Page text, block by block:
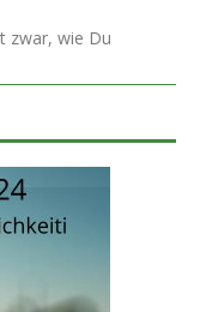
zwar, wie Du